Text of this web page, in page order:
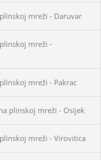
mreži - Daruvar
mreži -
mreži - Pakrac
plinskoj mreži - Osijek
mreži - Virovitica